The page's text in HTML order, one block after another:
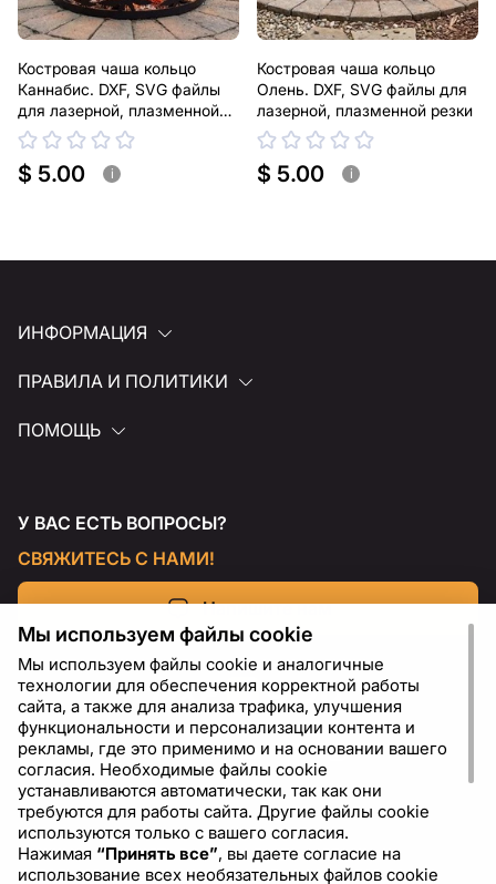
Костровая чаша кольцо
Каннабис. DXF, SVG файлы
для лазерной, плазменной
резки
$ 5.00 i
Костровая чаша кольцо
Олень. DXF, SVG файлы для
лазерной, плазменной резки
$ 5.00 i
ИНФОРМАЦИЯ
ПРАВИЛА И ПОЛИТИКИ
ПОМОЩЬ
У ВАС ЕСТЬ ВОПРОСЫ?
СВЯЖИТЕСЬ С НАМИ!
Напишите нам
RU USD - US Dollar ($)
Мы используем файлы cookie
Мы используем файлы cookie и аналогичные
технологии для обеспечения корректной работы
сайта, а также для анализа трафика, улучшения
функциональности и персонализации контента и
рекламы, где это применимо и на основании вашего
согласия. Необходимые файлы cookie
устанавливаются автоматически, так как они
требуются для работы сайта. Другие файлы cookie
используются только с вашего согласия.
Нажимая “Принять все”, вы даете согласие на
использование всех необязательных файлов cookie